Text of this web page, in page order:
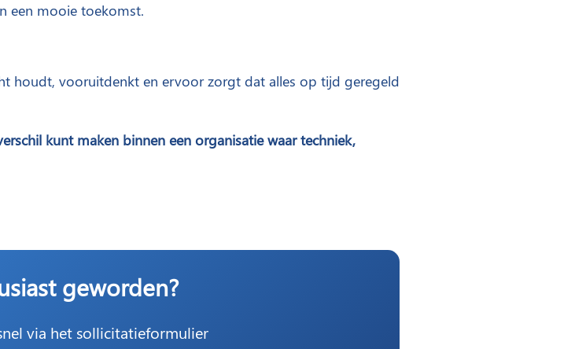
een mooie toekomst.
houdt, vooruitdenkt en ervoor zorgt dat alles op tijd geregeld
kunt maken binnen een organisatie waar techniek,
geworden?
via het sollicitatieformulier